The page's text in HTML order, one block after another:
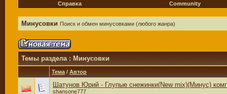
Справка
Community
Минусовки Поиск и обмен минусовками (любого жанра)
Темы раздела: Минусовки
Тема / Автор
Шатунов Юрий - Глупые снежинки(New mix)(Минус)
shansone777